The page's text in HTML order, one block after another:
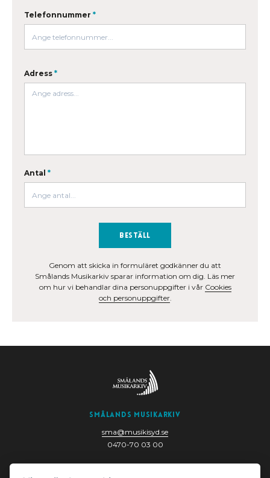
Telefonnummer *
Adress *
Antal *
Beställ
Genom att skicka in formuläret godkänner du att
Smålands Musikarkiv sparar information om dig. Läs mer
om hur vi behandlar dina personuppgifter i vår Cookies
och personuppgifter.
Smålands Musikarkiv
sma@musikisyd.se
0470-70 03 00